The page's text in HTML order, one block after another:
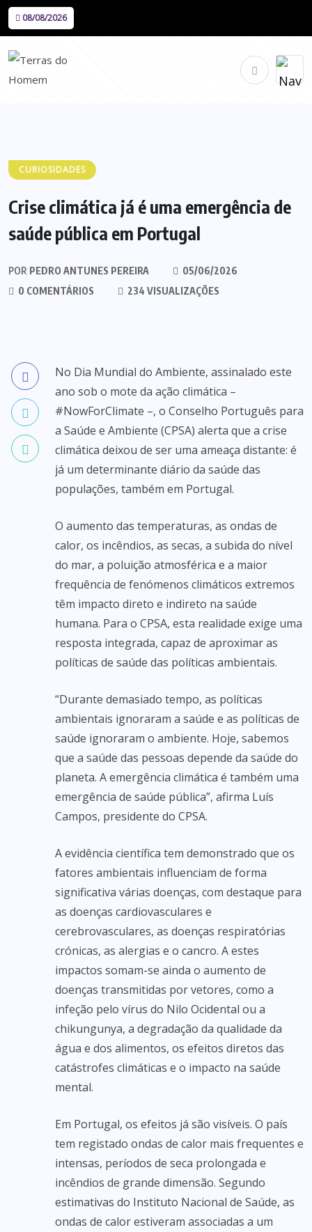
08/08/2026
CURIOSIDADES
Crise climática já é uma emergência de
saúde pública em Portugal
POR PEDRO ANTUNES PEREIRA
05/06/2026
0 COMENTÁRIOS
234 VISUALIZAÇÕES
No Dia Mundial do Ambiente, assinalado este
ano sob o mote da ação climática –
#NowForClimate –, o Conselho Português para
a Saúde e Ambiente (CPSA) alerta que a crise
climática deixou de ser uma ameaça distante: é
já um determinante diário da saúde das
populações, também em Portugal.
O aumento das temperaturas, as ondas de
calor, os incêndios, as secas, a subida do nível
do mar, a poluição atmosférica e a maior
frequência de fenómenos climáticos extremos
têm impacto direto e indireto na saúde
humana. Para o CPSA, esta realidade exige uma
resposta integrada, capaz de aproximar as
políticas de saúde das políticas ambientais.
“Durante demasiado tempo, as políticas
ambientais ignoraram a saúde e as políticas de
saúde ignoraram o ambiente. Hoje, sabemos
que a saúde das pessoas depende da saúde do
planeta. A emergência climática é também uma
emergência de saúde pública”, afirma Luís
Campos, presidente do CPSA.
A evidência científica tem demonstrado que os
fatores ambientais influenciam de forma
significativa várias doenças, com destaque para
as doenças cardiovasculares e
cerebrovasculares, as doenças respiratórias
crónicas, as alergias e o cancro. A estes
impactos somam-se ainda o aumento de
doenças transmitidas por vetores, como a
infeção pelo vírus do Nilo Ocidental ou a
chikungunya, a degradação da qualidade da
água e dos alimentos, os efeitos diretos das
catástrofes climáticas e o impacto na saúde
mental.
Em Portugal, os efeitos já são visíveis. O país
tem registado ondas de calor mais frequentes e
intensas, períodos de seca prolongada e
incêndios de grande dimensão. Segundo
estimativas do Instituto Nacional de Saúde, as
ondas de calor estiveram associadas a um